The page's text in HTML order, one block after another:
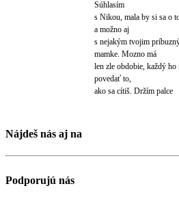
Súhlasím
s Nikou, mala by si sa o
a možno aj
s nejakým tvojim
mamke. Mozno má
len zle obdobie, každý
povedať to,
ako sa cítiš. Držím palce
Nájdeš nás aj na
Podporujú nás